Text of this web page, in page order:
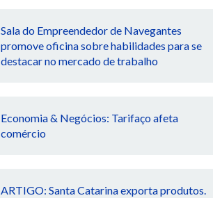
Sala do Empreendedor de Navegantes
promove oficina sobre habilidades para se
destacar no mercado de trabalho
Economia & Negócios: Tarifaço afeta
comércio
ARTIGO: Santa Catarina exporta produtos.